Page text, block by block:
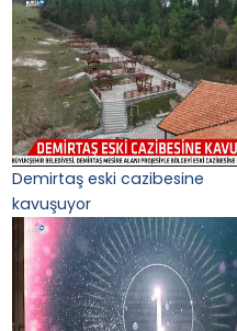
Demirtaş eski cazibesine
kavuşuyor